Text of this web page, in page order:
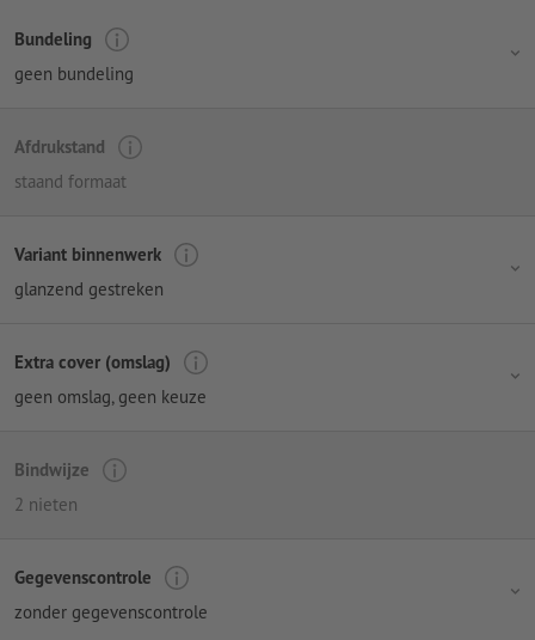
Bundeling
geen bundeling
Afdrukstand
staand formaat
Variant binnenwerk
glanzend gestreken
Extra cover (omslag)
geen omslag, geen keuze
Bindwijze
2 nieten
Gegevenscontrole
zonder gegevenscontrole